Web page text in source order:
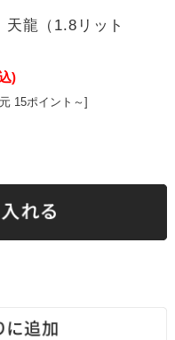
龍（1.8リット
)
15ポイント～]